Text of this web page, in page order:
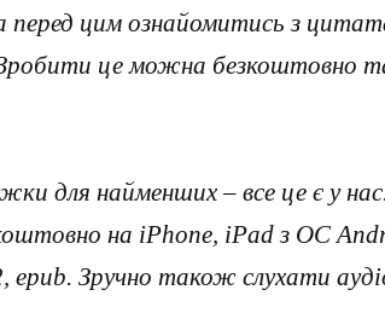
перед цим ознайомитись з
це можна безкоштовно
для найменших – все це є у
на iPhone, iPad з ОС
Зручно також слухати